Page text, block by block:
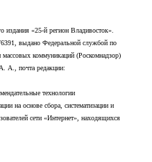
издания «25-й регион Владивосток».
выдано Федеральной службой по
коммуникаций (Роскомнадзор)
А., почта редакции:
технологии
на основе сбора, систематизации и
сети «Интернет», находящихся